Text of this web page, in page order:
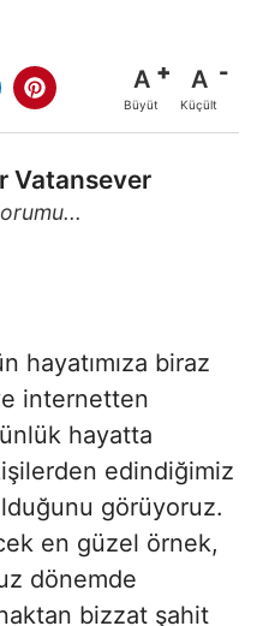
A
Büyüt
A
Küçült
Vatansever
hayatımıza biraz
internetten
hayatta
edindiğimiz
görüyoruz.
en güzel örnek,
dönemde
bizzat şahit